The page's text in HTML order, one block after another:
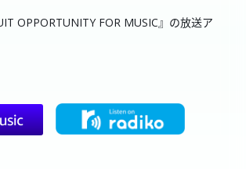
OPPORTUNITY FOR MUSIC』の放送ア